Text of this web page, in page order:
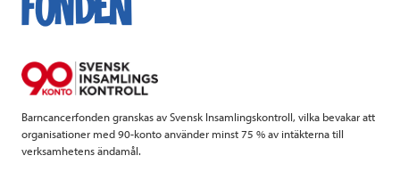
k
Barncancerfonden granskas av Svensk Insamlingskontroll, vilka bevakar att
organisationer med 90-konto använder minst 75 % av intäkterna till
verksamhetens ändamål.